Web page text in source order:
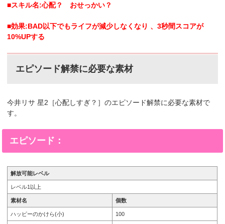
■スキル名:心配？ おせっかい？
■効果:BAD以下でもライフが減少しなくなり 、3秒間スコアが
10%UPする
エピソード解禁に必要な素材
今井リサ 星2［心配しすぎ？］のエピソード解禁に必要な素材で
す。
エピソード：
解放可能レベル
レベル1以上
素材名 個数
ハッピーのかけら(小) 100